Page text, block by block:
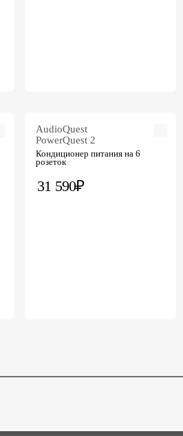
AudioQuest
PowerQuest 2
Кондиционер питания на 6
розеток
31 590₽